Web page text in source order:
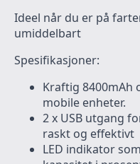
Ideel når du er på
umiddelbart
Spesifikasjoner:
Kraftig
mobile enheter.
2 x USB utgang
raskt og effektivt
LED indikator